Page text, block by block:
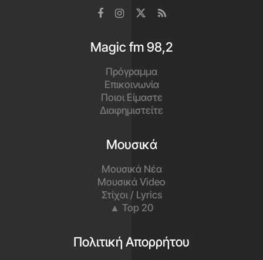
Magic fm 98,2
Πρόγραμμα
Επικοινωνία
Ποιοι Είμαστε
Διαφημιστείτε
Μουσικά
Μουσικά Νέα
Μουσικά Video
Στίχοι / Lyrics
▲ Top 20
Πολιτική Απορρήτου